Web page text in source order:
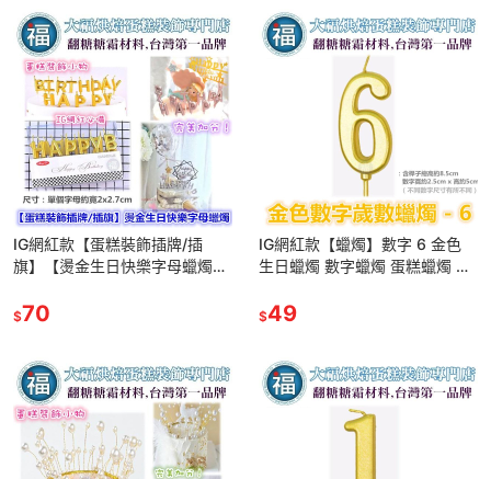
IG網紅款【蛋糕裝飾插牌/插
旗】【燙金生日快樂字母蠟燭】
管裝飾拍照下午茶惠爾通蛋白粉
$70
IG網紅款【蠟燭】數字 6 金色
生日蠟燭 數字蠟燭 蛋糕蠟燭 歲
6蠟燭
$49